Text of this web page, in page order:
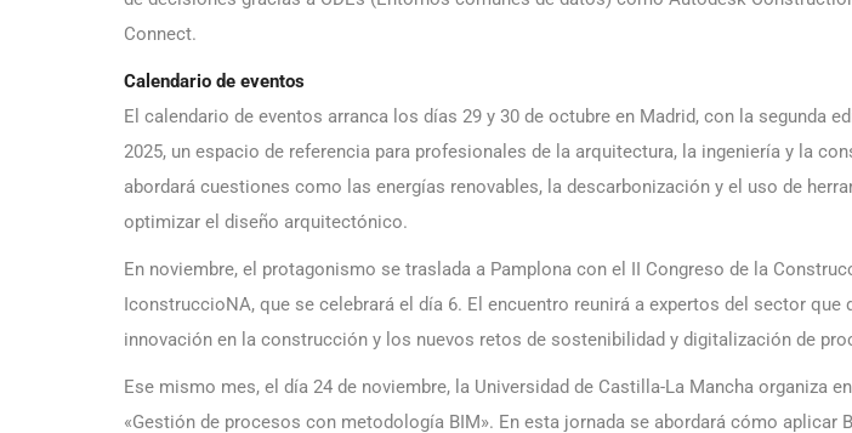
Connect.
Calendario de eventos
El calendario de eventos arranca los días 29 y 30 de octubre en Madrid, con la segunda
2025, un espacio de referencia para profesionales de la arquitectura, la ingeniería y la
abordará cuestiones como las energías renovables, la descarbonización y el uso de
optimizar el diseño arquitectónico.
En noviembre, el protagonismo se traslada a Pamplona con el II Congreso de la
IconstruccioNA, que se celebrará el día 6. El encuentro reunirá a expertos del sector que
innovación en la construcción y los nuevos retos de sostenibilidad y digitalización de
Ese mismo mes, el día 24 de noviembre, la Universidad de Castilla-La Mancha organiza
«Gestión de procesos con metodología BIM». En esta jornada se abordará cómo aplicar